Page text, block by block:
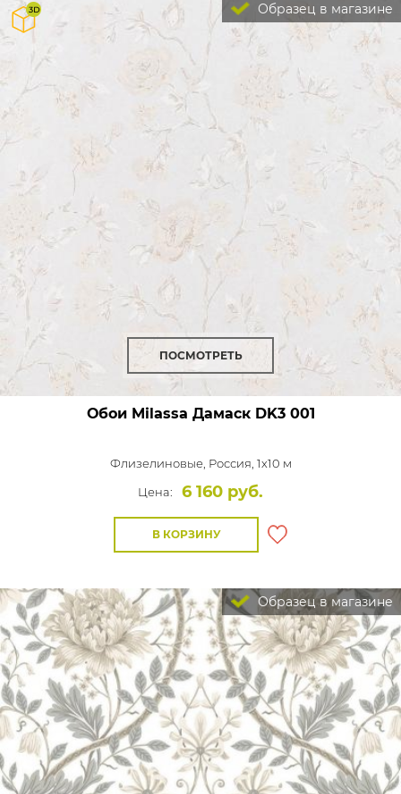
Образец в магазине
ПОСМОТРЕТЬ
Обои Milassa ДамаскDK3 001
Флизелиновые, Россия, 1x10 м
Цена:
6 160 руб.
В КОРЗИНУ
Образец в магазине